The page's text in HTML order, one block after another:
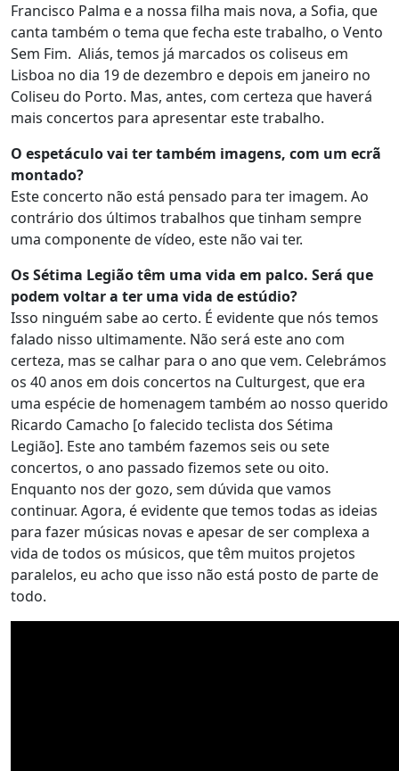
Francisco Palma e a nossa filha mais nova, a Sofia, que
canta também o tema que fecha este trabalho, o Vento
Sem Fim. Aliás, temos já marcados os coliseus em
Lisboa no dia 19 de dezembro e depois em janeiro no
Coliseu do Porto. Mas, antes, com certeza que haverá
mais concertos para apresentar este trabalho.
O espetáculo vai ter também imagens, com um ecrã
montado?
Este concerto não está pensado para ter imagem. Ao
contrário dos últimos trabalhos que tinham sempre
uma componente de vídeo, este não vai ter.
Os Sétima Legião têm uma vida em palco. Será que
podem voltar a ter uma vida de estúdio?
Isso ninguém sabe ao certo. É evidente que nós temos
falado nisso ultimamente. Não será este ano com
certeza, mas se calhar para o ano que vem. Celebrámos
os 40 anos em dois concertos na Culturgest, que era
uma espécie de homenagem também ao nosso querido
Ricardo Camacho [o falecido teclista dos Sétima
Legião]. Este ano também fazemos seis ou sete
concertos, o ano passado fizemos sete ou oito.
Enquanto nos der gozo, sem dúvida que vamos
continuar. Agora, é evidente que temos todas as ideias
para fazer músicas novas e apesar de ser complexa a
vida de todos os músicos, que têm muitos projetos
paralelos, eu acho que isso não está posto de parte de
todo.